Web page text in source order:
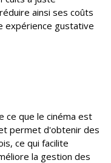
ainsi ses coûts
expérience gustative
ce que le cinéma est
permet d'obtenir des
ce qui facilite
la gestion des